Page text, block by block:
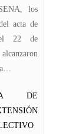
los
acta de
22 de
DE